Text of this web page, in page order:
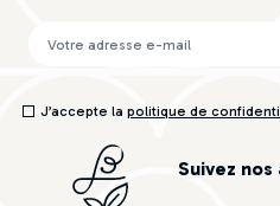
J’accepte la politique de
Suivez